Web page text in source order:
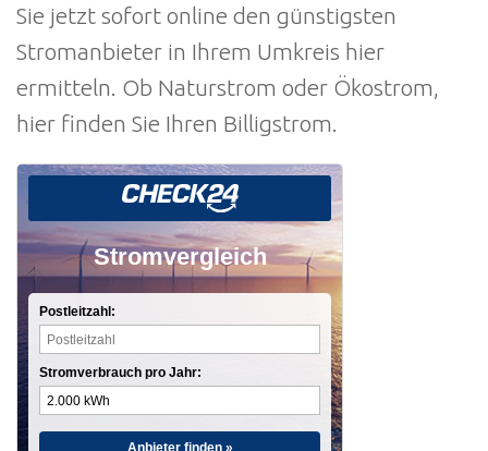
Sie jetzt sofort online den günstigsten
Stromanbieter in Ihrem Umkreis hier
ermitteln. Ob Naturstrom oder Ökostrom,
hier finden Sie Ihren Billigstrom.
Stromvergleich
Postleitzahl:
Stromverbrauch pro Jahr: